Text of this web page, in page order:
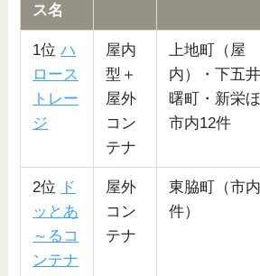
ス名
1位ハ
ロース
トレー
ジ
屋内
型＋
屋外
コン
テナ
上地町（屋
内）・下五井
曙町・新栄
市内12件
2位
ド
ッとあ
～るコ
ンテナ
屋外
コン
テナ
東脇町（市
件）